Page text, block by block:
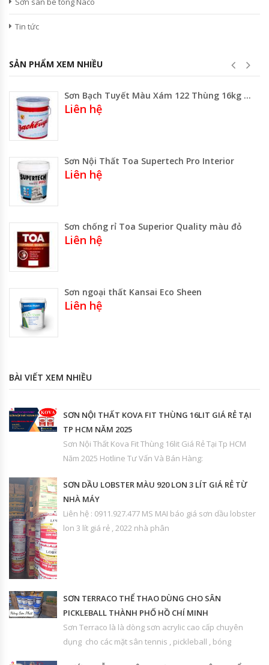
Tin tức
SẢN PHẨM XEM NHIỀU
Sơn Bạch Tuyết Màu Xám 122 Thùng 16kg Loại Lớn
Liên hệ
Sơn Nội Thất Toa Supertech Pro Interior
Liên hệ
Sơn chống rỉ Toa Superior Quality màu đỏ
Liên hệ
Sơn ngoại thất Kansai Eco Sheen
Liên hệ
BÀI VIẾT XEM NHIỀU
SƠN NỘI THẤT KOVA FIT THÙNG 16LIT GIÁ RẺ TẠI
TP HCM NĂM 2025
Sơn Nội Thất Kova Fit Thùng 16lit Giá Rẻ Tại Tp HCM
Năm 2025 Hotline Tư Vấn Và Bán Hàng:
SƠN DẦU LOBSTER MÀU 920 LON 3 LÍT GIÁ RẺ TỪ
NHÀ MÁY
Liên hệ : 0911.927.477 MS MAI báo giá sơn dầu lobster
lon 3 lít giá rẻ , 2022 nhà phân
SƠN TERRACO THỂ THAO DÙNG CHO SÂN
PICKLEBALL THÀNH PHỐ HỒ CHÍ MINH
Sơn Terraco là là dòng sơn acrylic cao cấp chuyên
dụng cho các mặt sân tennis , pickleball , bóng